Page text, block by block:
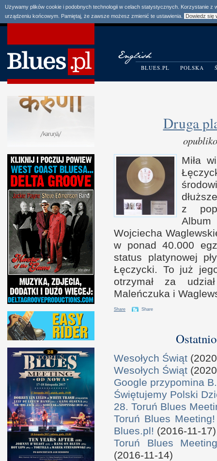
Używamy plików cookie i podobnych technologii w celach statystycznych. Korzystanie
urządzeniu końcowym. Pamiętaj, że zawsze możesz zmienić te ustawienia.
Dowiedz się
BLUES.PL POLSKA
Druga
Miła
z p
Wojciecha
w ponad 40.000
status platynowej
Łęczycki. To już
otrzymał za
Maleńczuka i W
Share Share
Wesołych Świąt
Wesołych Świąt
Google przypomina
Świętujemy Polski
28. Toruń Blues
Toruń Blues
Blues.pl! (2016-11-17)
Toruń Blues
(2016-11-14)